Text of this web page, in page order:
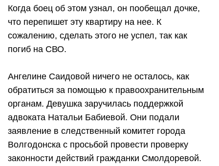
Когда боец об этом узнал, он пообещал дочке,
что перепишет эту квартиру на нее. К
сожалению, сделать этого не успел, так как
погиб на СВО.
Ангелине Саидовой ничего не осталось, как
обратиться за помощью к правоохранительным
органам. Девушка заручилась поддержкой
адвоката Натальи Бабиевой. Они подали
заявление в следственный комитет города
Волгодонска с просьбой провести проверку
законности действий гражданки Смолдоревой.